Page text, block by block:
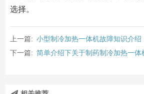
选择。
上一篇: 小型制冷加热一体机故障知识介绍
下一篇: 简单介绍下关于制药制冷加热一体